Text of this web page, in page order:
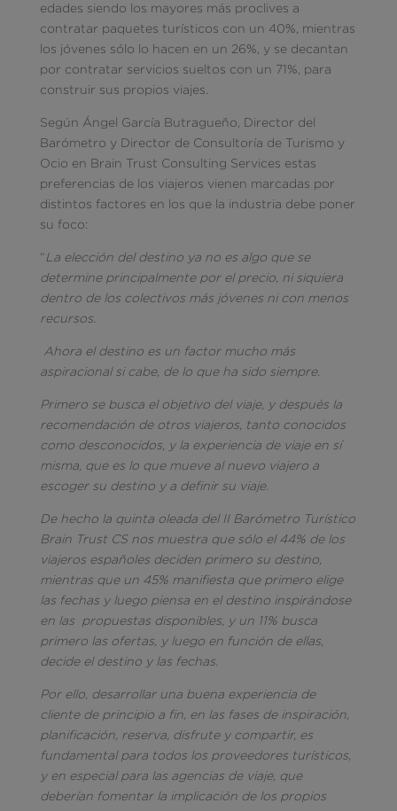
edades siendo los mayores más proclives a
contratar paquetes turísticos con un 40%, mientras
los jóvenes sólo lo hacen en un 26%, y se decantan
por contratar servicios sueltos con un 71%, para
construir sus propios viajes.
Según Ángel García Butragueño, Director del
Barómetro y Director de Consultoría de Turismo y
Ocio en Brain Trust Consulting Services estas
preferencias de los viajeros vienen marcadas por
distintos factores en los que la industria debe poner
su foco:
“ La elección del destino ya no es algo que se
determine principalmente por el precio, ni siquiera
dentro de los colectivos más jóvenes ni con menos
recursos.
Ahora el destino es un factor mucho más
aspiracional si cabe, de lo que ha sido siempre.
Primero se busca el objetivo del viaje, y después la
recomendación de otros viajeros, tanto conocidos
como desconocidos, y la experiencia de viaje en sí
misma, que es lo que mueve al nuevo viajero a
escoger su destino y a definir su viaje.
De hecho la quinta oleada del II Barómetro Turístico
Brain Trust CS nos muestra que sólo el 44% de los
viajeros españoles deciden primero su destino,
mientras que un 45% manifiesta que primero elige
las fechas y luego piensa en el destino inspirándose
en las propuestas disponibles, y un 11% busca
primero las ofertas, y luego en función de ellas,
decide el destino y las fechas.
Por ello, desarrollar una buena experiencia de
cliente de principio a fin, en las fases de inspiración,
planificación, reserva, disfrute y compartir, es
fundamental para todos los proveedores turísticos,
y en especial para las agencias de viaje, que
deberían fomentar la implicación de los propios